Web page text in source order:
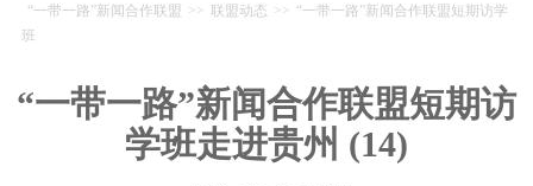
“一带一路”新闻合作联盟 >> 联盟动态 >> “一带一路”新闻合作联盟短期访学
班
“一带一路”新闻合作联盟短期访
学班走进贵州 (14)